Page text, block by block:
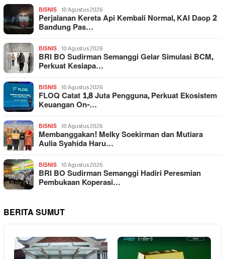
BISNIS 10 Agustus 2026
Perjalanan Kereta Api Kembali Normal, KAI Daop 2
Bandung Pas…
BISNIS 10 Agustus 2026
BRI BO Sudirman Semanggi Gelar Simulasi BCM,
Perkuat Kesiapa…
BISNIS 10 Agustus 2026
FLOQ Catat 1,8 Juta Pengguna, Perkuat Ekosistem
Keuangan On-…
BISNIS 10 Agustus 2026
Membanggakan! Melky Soekirman dan Mutiara
Aulia Syahida Haru…
BISNIS 10 Agustus 2026
BRI BO Sudirman Semanggi Hadiri Peresmian
Pembukaan Koperasi…
BERITA SUMUT